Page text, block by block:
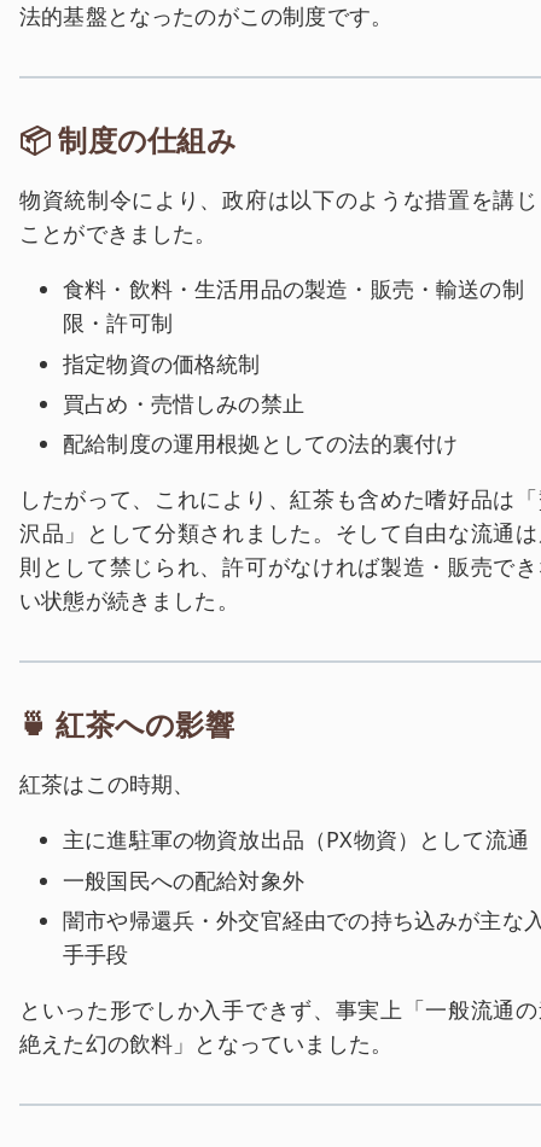
法的基盤となったのがこの制度です。
📦 制度の仕組み
物資統制令により、政府は以下のような措置を講
ことができました。
食料・飲料・生活用品の製造・販売・輸送の制
限・許可制
指定物資の価格統制
買占め・売惜しみの禁止
配給制度の運用根拠としての法的裏付け
したがって、これにより、紅茶も含めた嗜好品は
沢品」として分類されました。そして自由な流通
則として禁じられ、許可がなければ製造・販売で
い状態が続きました。
🍵 紅茶への影響
紅茶はこの時期、
主に進駐軍の物資放出品（PX物資）として流通
一般国民への配給対象外
闇市や帰還兵・外交官経由での持ち込みが主な
手手段
といった形でしか入手できず、事実上「一般流通
絶えた幻の飲料」となっていました。